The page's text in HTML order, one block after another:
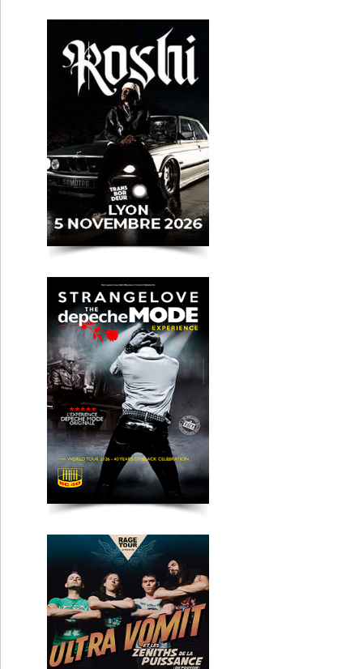
STRANGELOVE - The
Depeche Mode
Experience
Lyon
Ultra Vomit
Clermont-Fd